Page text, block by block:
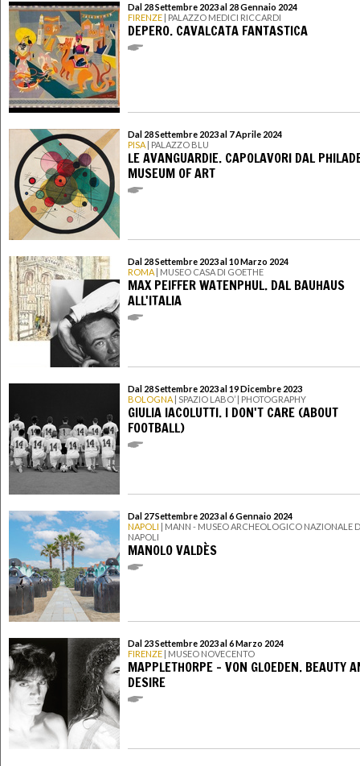
Dal 28 Settembre 2023 al 28 Gennaio 2024
FIRENZE | PALAZZO MEDICI RICCARDI
DEPERO. CAVALCATA FANTASTICA
Dal 28 Settembre 2023 al 7 Aprile 2024
PISA | PALAZZO BLU
LE AVANGUARDIE. CAPOLAVORI DAL
MUSEUM OF ART
Dal 28 Settembre 2023 al 10 Marzo 2024
ROMA | MUSEO CASA DI GOETHE
MAX PEIFFER WATENPHUL. DAL BAUHAUS
ALL'ITALIA
Dal 28 Settembre 2023 al 19 Dicembre 2023
BOLOGNA | SPAZIO LABO’ | PHOTOGRAPHY
GIULIA IACOLUTTI. I DON'T CARE (ABOUT
FOOTBALL)
Dal 27 Settembre 2023 al 6 Gennaio 2024
NAPOLI | MANN - MUSEO ARCHEOLOGICO NAZIONALE
NAPOLI
MANOLO VALDÈS
Dal 23 Settembre 2023 al 6 Marzo 2024
FIRENZE | MUSEO NOVECENTO
MAPPLETHORPE - VON GLOEDEN. BEAUTY
DESIRE